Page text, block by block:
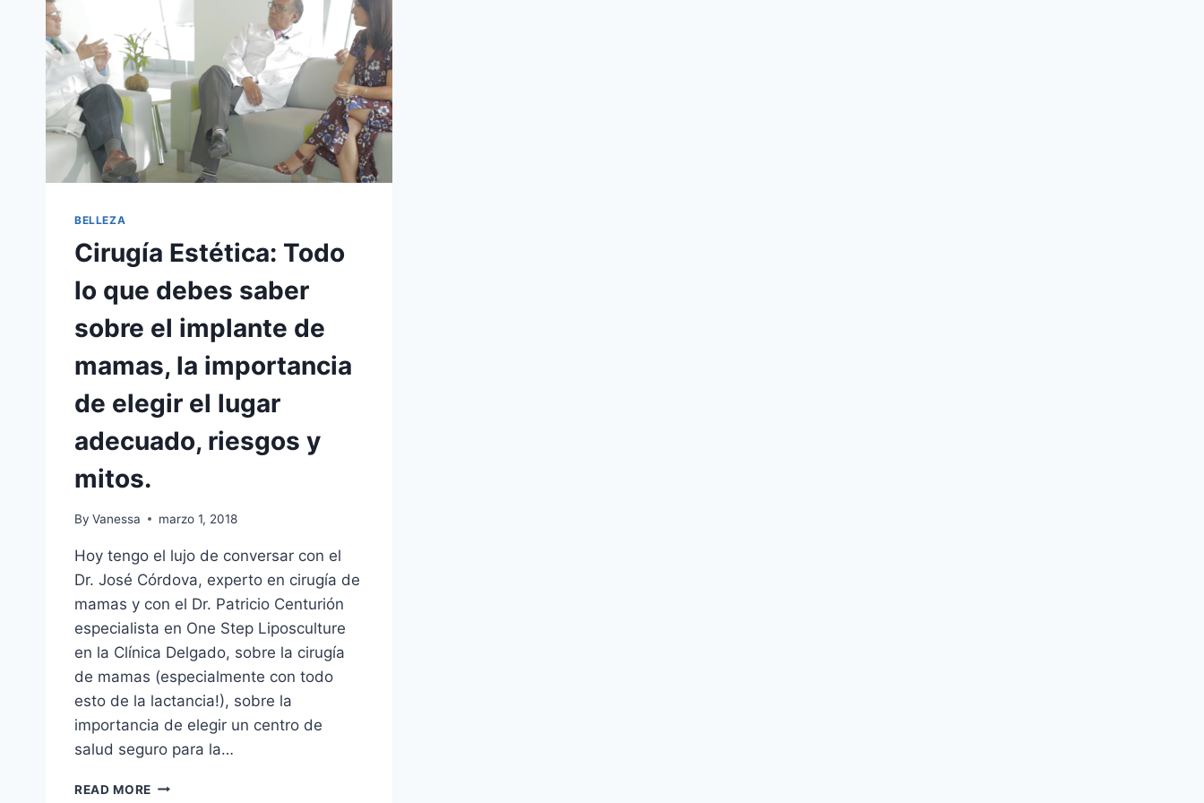
BELLEZA
Cirugía Estética: Todo
lo que debes saber
sobre el implante de
mamas, la importancia
de elegir el lugar
adecuado, riesgos y
mitos.
By Vanessa marzo 1, 2018
Hoy tengo el lujo de conversar con el
Dr. José Córdova, experto en cirugía de
mamas y con el Dr. Patricio Centurión
especialista en One Step Liposculture
en la Clínica Delgado, sobre la cirugía
de mamas (especialmente con todo
esto de la lactancia!), sobre la
importancia de elegir un centro de
salud seguro para la…
READ MORE CIRUGÍA